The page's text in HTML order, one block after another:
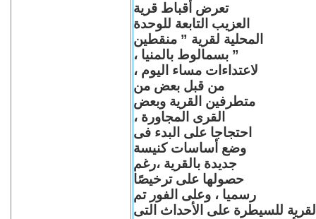
تعرض أقباط قرية
العزيب التابعة للوحدة
المحلية لقرية ” منقطين
” بسمالوط بالمنيا ،
لاعتداءات مساء اليوم ،
من قبل بعض من
متطرفين القرية وبعض
القرى المجاورة ،
احتجاجا على البدء فى
وضع أساسات كنيسة
جديدة بالقرية ،رغم
حصولها على ترخيصًا
رسميا ، وعلى الفور تم
للسيطرة على الأحداث التى